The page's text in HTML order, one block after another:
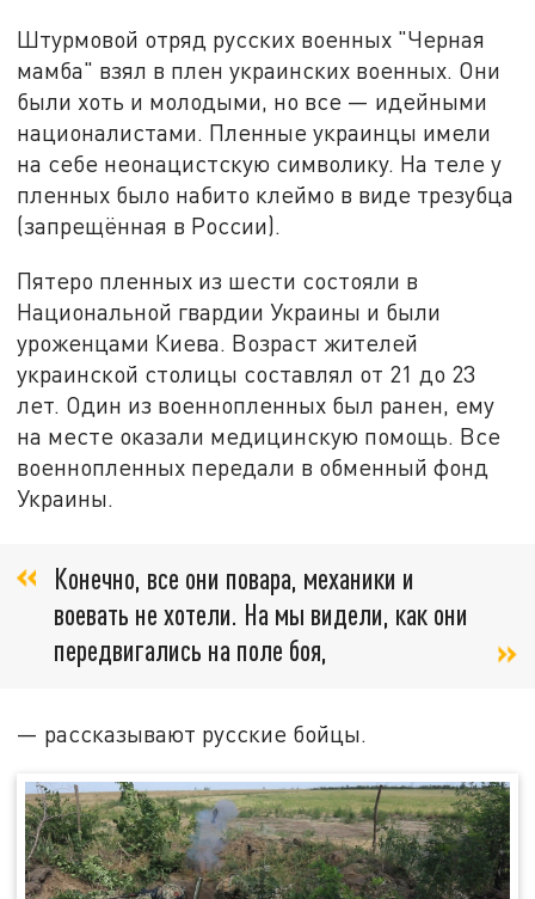
Штурмовой отряд русских военных "Черная
мамба" взял в плен украинских военных. Они
были хоть и молодыми, но все — идейными
националистами. Пленные украинцы имели
на себе неонацистскую символику. На теле у
пленных было набито клеймо в виде трезубца
(запрещённая в России).
Пятеро пленных из шести состояли в
Национальной гвардии Украины и были
уроженцами Киева. Возраст жителей
украинской столицы составлял от 21 до 23
лет. Один из военнопленных был ранен, ему
на месте оказали медицинскую помощь. Все
военнопленных передали в обменный фонд
Украины.
Конечно, все они повара, механики и
воевать не хотели. На мы видели, как они
передвигались на поле боя,
— рассказывают русские бойцы.